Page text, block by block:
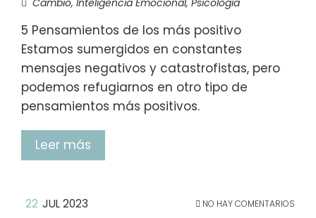
Cambio, Inteligencia Emocional, Psicología
5 Pensamientos de los más positivo
Estamos sumergidos en constantes
mensajes negativos y catastrofistas, pero
podemos refugiarnos en otro tipo de
pensamientos más positivos.
Leer más
22 JUL 2023 NO HAY COMENTARIOS